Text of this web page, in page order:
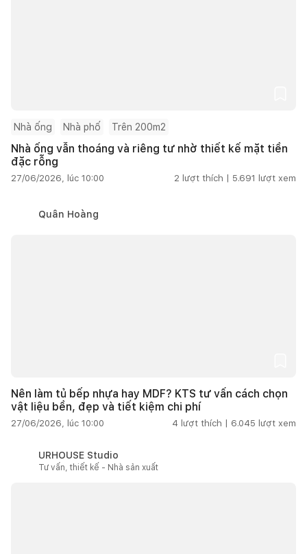
Nhà ống Nhà phố Trên 200m2
Nhà ống vẫn thoáng và riêng tư nhờ thiết kế mặt tiền
đặc rỗng
27/06/2026, lúc 10:00 2 lượt thích | 5.691 lượt xem
Quân Hoàng
Nên làm tủ bếp nhựa hay MDF? KTS tư vấn cách chọn
vật liệu bền, đẹp và tiết kiệm chi phí
27/06/2026, lúc 10:00 4 lượt thích | 6.045 lượt xem
URHOUSE Studio
Tư vấn, thiết kế - Nhà sản xuất